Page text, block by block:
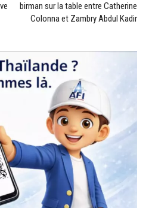
birman sur la table entre Catherine
Colonna et Zambry Abdul Kadir